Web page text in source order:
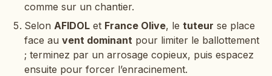
comme sur un chantier.
Selon AFIDOL et France Olive, le tuteur se place
face au vent dominant pour limiter le ballottement
; terminez par un arrosage copieux, puis espacez
ensuite pour forcer l’enracinement.